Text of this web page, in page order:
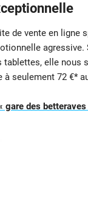
de vente en ligne
tablettes, elle nous
à seulement 72 €*
gare des